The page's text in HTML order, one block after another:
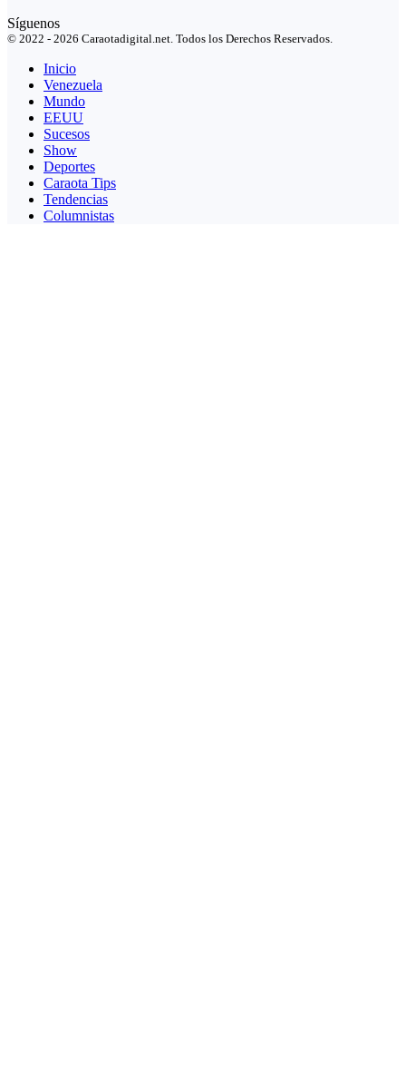
Síguenos
© 2022 - 2026 Caraotadigital.net. Todos los Derechos Reservados.
Inicio
Venezuela
Mundo
EEUU
Sucesos
Show
Deportes
Caraota Tips
Tendencias
Columnistas